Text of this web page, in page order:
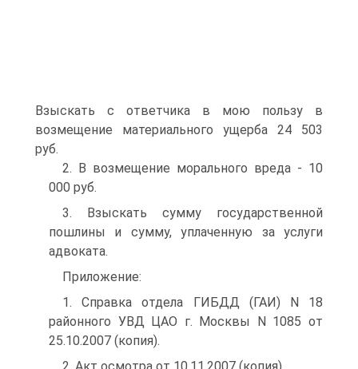
Взыскать с ответчика в мою пользу в
возмещение материального ущерба 24 503
руб.
2. В возмещение морального вреда - 10
000 руб.
3. Взыскать сумму государственной
пошлины и сумму, уплаченную за услуги
адвоката.
Приложение:
1. Справка отдела ГИБДД (ГАИ) N 18
районного УВД ЦАО г. Москвы N 1085 от
25.10.2007 (копия).